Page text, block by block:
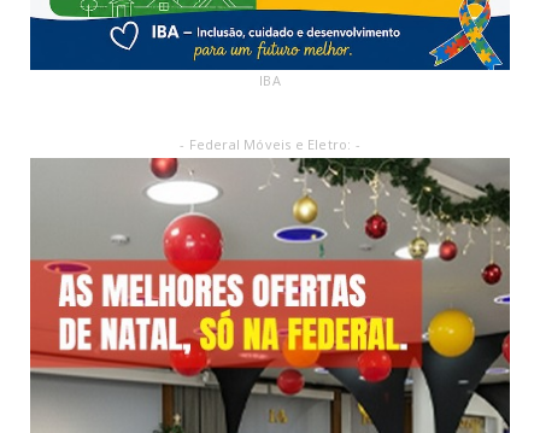
IBA
- Federal Móveis e Eletro: -